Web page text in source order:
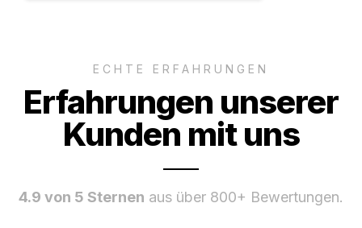
ECHTE ERFAHRUNGEN
Erfahrungen unserer
Kunden mit uns
4.9 von 5 Sternen aus über 800+ Bewertungen.